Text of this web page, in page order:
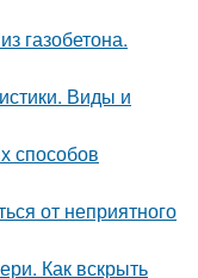
газобетона.
Виды и
способов
от неприятного
Как вскрыть